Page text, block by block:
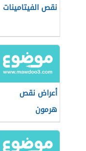
نقص الفيتامينات
أعراض نقص
هرمون
السيروتونين